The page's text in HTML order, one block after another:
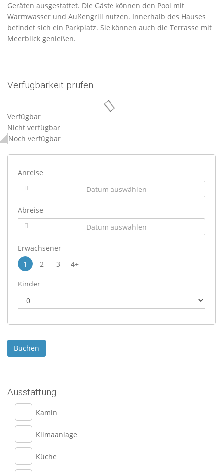
Geräten ausgestattet. Die Gäste können den Pool mit
Warmwasser und Außengrill nutzen. Innerhalb des Hauses
befindet sich ein Parkplatz. Sie können auch die Terrasse mit
Meerblick genießen.
Verfügbarkeit prüfen
Verfügbar
Nicht verfügbar
Noch verfügbar
Anreise
Abreise
Erwachsener
1
2 3 4+
Kinder
Ausstattung
Kamin
Klimaanlage
Küche